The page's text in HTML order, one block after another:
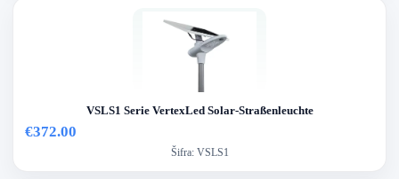
VSLS1 Serie VertexLed Solar-Straßenleuchte
€372.00
Šifra: VSLS1